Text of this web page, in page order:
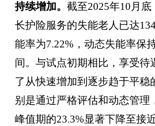
持续增加。截至2025年10月底
长护险服务的失能老人已达13
能率为7.22% ，动态失能率保
间。与试点初期相比，享受待
了从快速增加到逐步趋于平稳
别是通过严格评估和动态管理
峰值期的23.3%显著下降至接